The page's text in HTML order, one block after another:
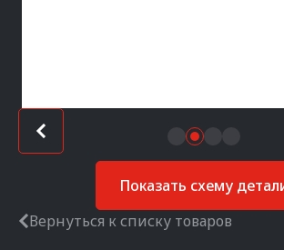
Показать схему
Вернуться к списку товаров